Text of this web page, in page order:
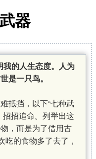
器
的人生态度。人为
是一只鸟。
抵挡，以下“七种武
招招追命。列举出这
，而是为了借用古
吃的食物多了去了，